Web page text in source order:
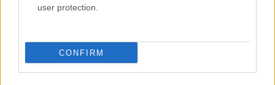
user protection.
CONFIRM